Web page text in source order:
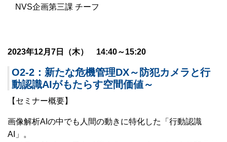
NVS企画第三課 チーフ
2023年12月7日（木） 14:40～15:20
O2-2：新たな危機管理DX～防犯カメラと行
動認識AIがもたらす空間価値～
【セミナー概要】
画像解析AIの中でも人間の動きに特化した「行動認識
AI」。